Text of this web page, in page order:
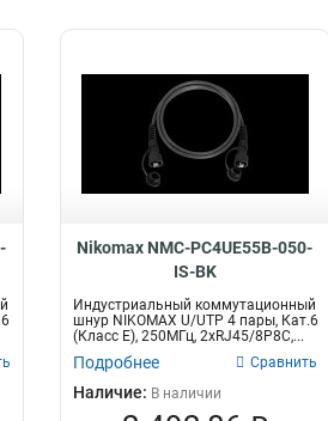
Nikomax NMC-PC4UE55B-050-
IS-BK
Индустриальный коммутационный
шнур NIKOMAX U/UTP 4 пары, Кат.6
(Класс E), 250МГц, 2хRJ45/8P8C,...
Подробнее Сравнить
Наличие: В наличии